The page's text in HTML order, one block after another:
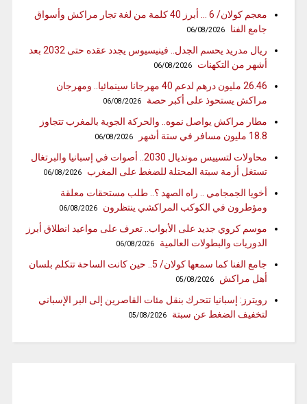
معجم كولان/ 6 … أبرز 40 كلمة من لغة تجار مراكش وأسواق
جامع الفنا
06/08/2026
ريال مدريد يحسم الجدل.. فينيسيوس يجدد عقده حتى 2032 بعد
أشهر من التكهنات
06/08/2026
26.46 مليون درهم لدعم 40 مهرجانا سينمائيا.. ومهرجان
مراكش يستحوذ على أكبر حصة
06/08/2026
مطار مراكش يواصل نموه.. والحركة الجوية بالمغرب تتجاوز
18.8 مليون مسافر في ستة أشهر
06/08/2026
محاولات لتسييس مونديال 2030.. أصوات في إسبانيا والبرتغال
تستغل أزمة سبتة المحتلة للضغط على المغرب
06/08/2026
أخويا الجمجامي .. راه الصهد ؟.. طلب مستحقات معلقة
ومؤطرون في الكوكب المراكشي ينتظرون
06/08/2026
موسم كروي جديد على الأبواب.. تعرف على مواعيد انطلاق أبرز
الدوريات والبطولات العالمية
06/08/2026
جامع الفنا كما سمعها كولان/ 5.. حين كانت الساحة تتكلم بلسان
أهل مراكش
05/08/2026
رويترز: إسبانيا تتحرك بنقل مئات القاصرين إلى البر الإسباني
لتخفيف الضغط عن سبتة
05/08/2026